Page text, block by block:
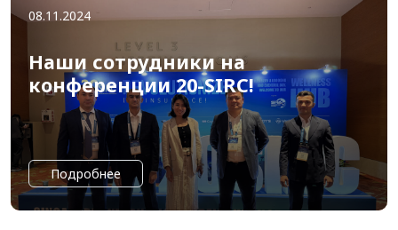
08.11.2024
Наши сотрудники на
конференции 20-SIRC!
Подробнее